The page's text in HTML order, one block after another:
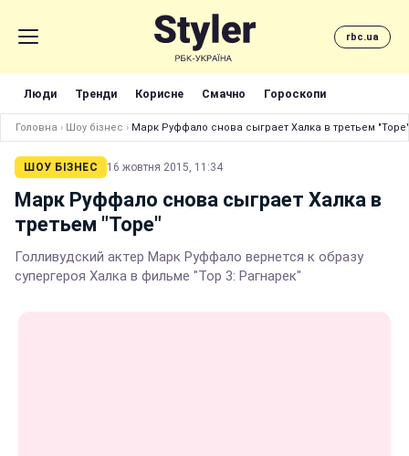
rbc.ua
Люди Тренди Корисне Смачно Гороскопи
Головна › Шоу бізнес › Марк Руффало снова сыграет Халка в третьем "Торе"
ШОУ БІЗНЕС 16 жовтня 2015, 11:34
Марк Руффало снова сыграет Халка в
третьем "Торе"
Голливудский актер Марк Руффало вернется к образу
супергероя Халка в фильме "Тор 3: Рагнарек"